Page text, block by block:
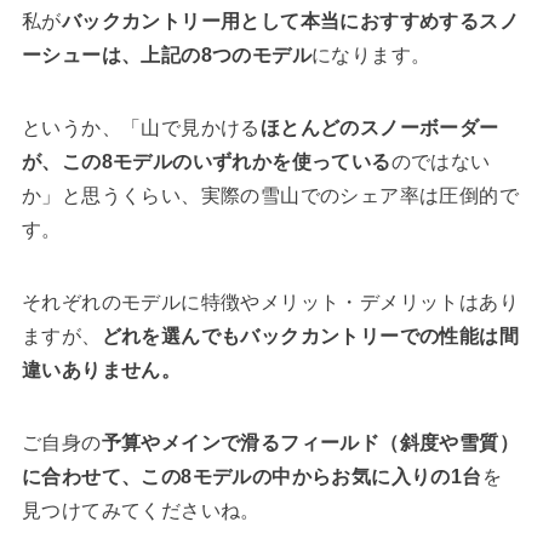
私がバックカントリー用として本当におすすめするスノ
ーシューは、上記の8つのモデルになります。
というか、「山で見かける ほとんどのスノーボーダー
が、この8モデルのいずれかを使っているのではない
か」と思うくらい、実際の雪山でのシェア率は圧倒的で
す。
それぞれのモデルに特徴やメリット・デメリットはあり
ますが、
どれを選んでもバックカントリーでの性能は間
違いありません。
ご自身の予算やメインで滑るフィールド（斜度や雪質）
に合わせて、この8モデルの中からお気に入りの1台 を
見つけてみてくださいね。